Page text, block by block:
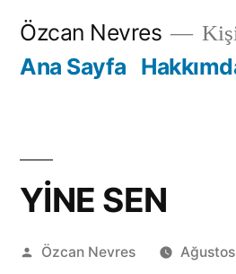
İçeriğe
Özcan Nevres
Ana Sayfa
YİNE SEN
Gönderen:
Özcan Nevres